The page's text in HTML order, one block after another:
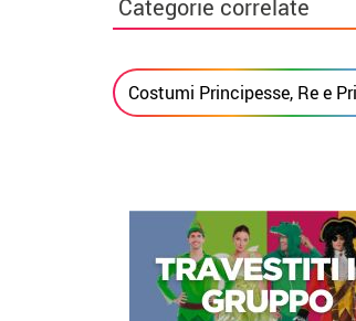
Categorie correlate
Costumi Principesse, Re e